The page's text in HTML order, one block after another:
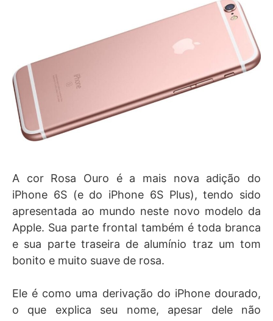
A cor Rosa Ouro é a mais nova adição do
iPhone 6S (e do iPhone 6S Plus), tendo sido
apresentada ao mundo neste novo modelo da
Apple. Sua parte frontal também é toda branca
e sua parte traseira de alumínio traz um tom
bonito e muito suave de rosa.
Ele é como uma derivação do iPhone dourado,
o que explica seu nome, apesar dele não